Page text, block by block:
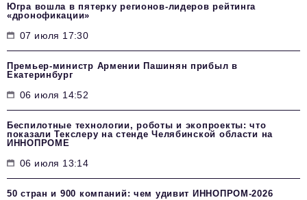
Югра вошла в пятерку регионов-лидеров рейтинга
«дронофикации»
07 июля 17:30
Премьер-министр Армении Пашинян прибыл в
Екатеринбург
06 июля 14:52
Беспилотные технологии, роботы и экопроекты: что
показали Текслеру на стенде Челябинской области на
ИННОПРОМЕ
06 июля 13:14
50 стран и 900 компаний: чем удивит ИННОПРОМ‑2026